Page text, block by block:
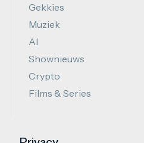
Gekkies
Muziek
AI
Shownieuws
Crypto
Films & Series